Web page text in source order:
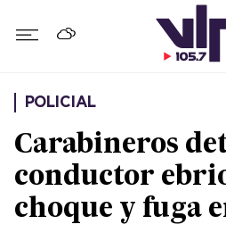
POLICIAL
Carabineros
conductor
choque y fuga